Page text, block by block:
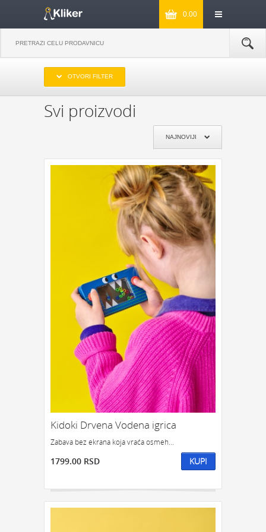
0.00
PREKO 3000
IZABERITE PROIZVOĐAČA
COOKUT WILD AND WOLF
GENTLEMEN‘S HARDWARE
POKLON ZA TATU
POKLON ZA DEKU
POKLON ZA DRUGA POKLON ZA DRUGARICU
POKLON ZA DEVOJKU NEKOGA KO IMA SVE
POKLON ZA ĆERKU POKLON ZA DEČKA
POKLON ZA SINA
KOJOM ZGODOM:
POKLONI ZA SLAVU POKLON ZA ROĐENDAN
POKLON ZA GODIŠNJICU
POKLONI ZA NOVU GODINU POKLONI ZA SVADBU
ODMOR I OPUŠTANJE
KLASIČAN POKLON SIMBOLIČAN POKLON
OTVORI FILTER
Svi proizvodi
NAJNOVIJI
Kidoki Drvena Vodena igrica
Zabava bez ekrana koja vraća osmeh...
1799.00 RSD KUPI